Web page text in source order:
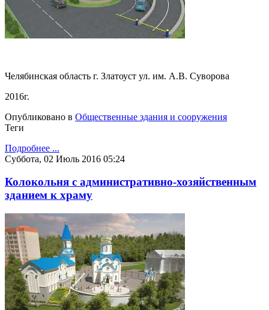
Челябинская область г. Златоуст ул. им. А.В. Суворова
2016г.
Опубликовано в Общественные здания и сооружения
Теги
Подробнее ...
Суббота, 02 Июль 2016 05:24
Колокольня с административно-хозяйственным
зданием к храму